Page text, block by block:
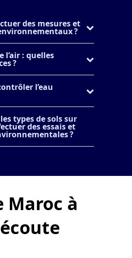
des mesures et
?
l’air : quelles
?
l’eau
types de sols sur
des essais et
?
Maroc à